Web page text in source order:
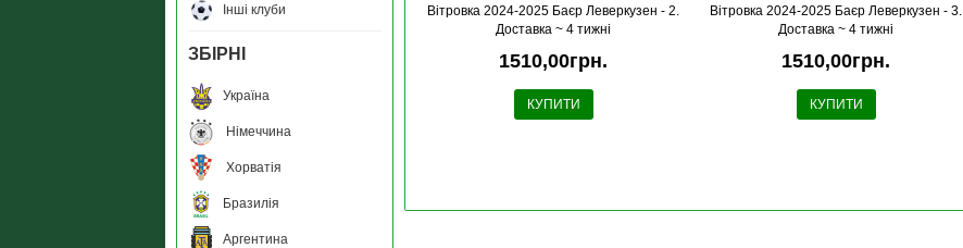
Інші клуби
ЗБIРНI
Україна
Німеччина
Хорватія
Бразилія
Аргентина
Вітровка 2024-2025 Баєр Леверкузен - 2.
Доставка ~ 4 тижні
1510,00грн.
КУПИТИ
Вітровка 2024-2025 Баєр Леверкузен - 3.
Доставка ~ 4 тижні
1510,00грн.
КУПИТИ